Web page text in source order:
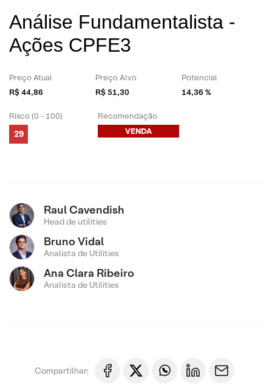
Análise Fundamentalista -
Ações CPFE3
Preço Atual
R$ 44,86
Preço Alvo
R$ 51,30
Potencial
14,36 %
Risco (0 - 100)
29
Recomendação
VENDA
Raul Cavendish
Head de utilities
Bruno Vidal
Analista de Utilities
Ana Clara Ribeiro
Analista de Utilities
Compartilhar: